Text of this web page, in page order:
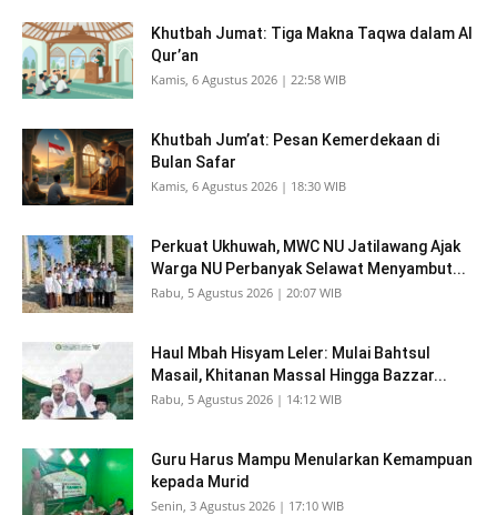
Khutbah Jumat: Tiga Makna Taqwa dalam Al
Qur’an
Kamis, 6 Agustus 2026 | 22:58 WIB
Khutbah Jum’at: Pesan Kemerdekaan di
Bulan Safar
Kamis, 6 Agustus 2026 | 18:30 WIB
Perkuat Ukhuwah, MWC NU Jatilawang Ajak
Warga NU Perbanyak Selawat Menyambut...
Rabu, 5 Agustus 2026 | 20:07 WIB
Haul Mbah Hisyam Leler: Mulai Bahtsul
Masail, Khitanan Massal Hingga Bazzar...
Rabu, 5 Agustus 2026 | 14:12 WIB
Guru Harus Mampu Menularkan Kemampuan
kepada Murid
Senin, 3 Agustus 2026 | 17:10 WIB